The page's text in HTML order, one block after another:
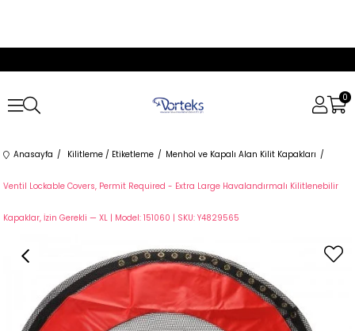
0
Anasayfa Kilitleme / Etiketleme Menhol ve Kapalı Alan Kilit Kapakları
Ventil Lockable Covers, Permit Required - Extra Large Havalandırmalı Kilitlenebilir
Kapaklar, İzin Gerekli — XL | Model: 151060 | SKU: Y4829565